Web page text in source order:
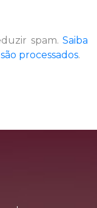
spam. Saiba
processados.